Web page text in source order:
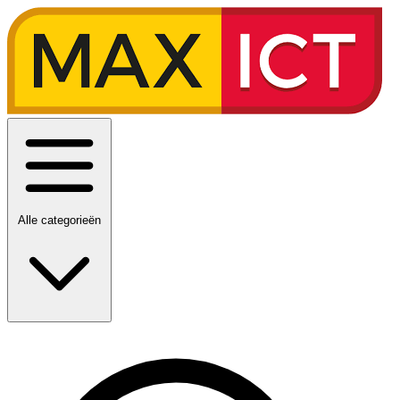
Alle categorieën